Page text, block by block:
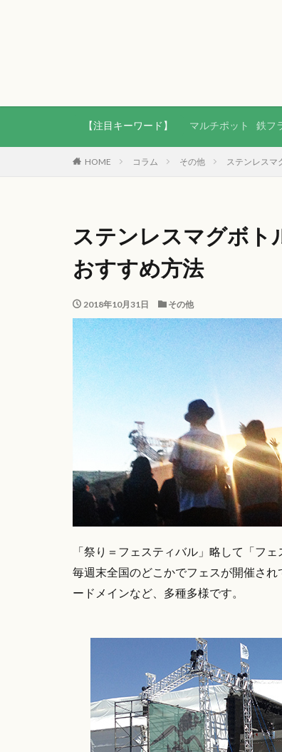
【注目キーワード】 マルチポット 鉄フ
HOME コラム その他 ステンレスマ
ステンレスマグボト
おすすめ方法
2018年10月31日 その他
「祭り＝フェスティバル」略して「フ
毎週末全国のどこかでフェスが開催さ
ードメインなど、多種多様です。